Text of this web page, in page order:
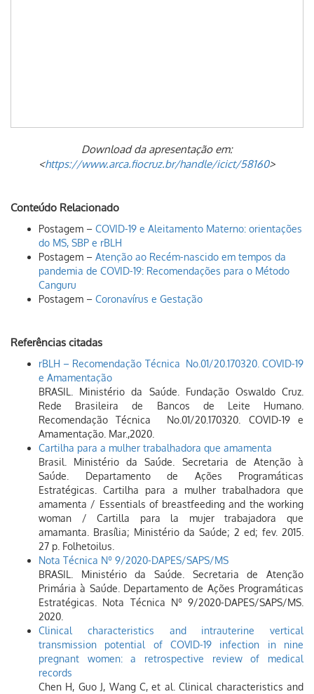
Download da apresentação em:
<https://www.arca.fiocruz.br/handle/icict/58160>
Conteúdo Relacionado
Postagem – COVID-19 e Aleitamento Materno: orientações
do MS, SBP e rBLH
Postagem – Atenção ao Recém-nascido em tempos da
pandemia de COVID-19: Recomendações para o Método
Canguru
Postagem – Coronavírus e Gestação
Referências citadas
rBLH – Recomendação Técnica No.01/20.170320. COVID-19
e Amamentação
BRASIL. Ministério da Saúde. Fundação Oswaldo Cruz.
Rede Brasileira de Bancos de Leite Humano.
Recomendação Técnica No.01/20.170320. COVID-19 e
Amamentação. Mar.,2020.
Cartilha para a mulher trabalhadora que amamenta
Brasil. Ministério da Saúde. Secretaria de Atenção à
Saúde. Departamento de Ações Programáticas
Estratégicas. Cartilha para a mulher trabalhadora que
amamenta / Essentials of breastfeeding and the working
woman / Cartilla para la mujer trabajadora que
amamanta. Brasília; Ministério da Saúde; 2 ed; fev. 2015.
27 p. Folhetoilus.
Nota Técnica Nº 9/2020-DAPES/SAPS/MS
BRASIL. Ministério da Saúde. Secretaria de Atenção
Primária à Saúde. Departamento de Ações Programáticas
Estratégicas. Nota Técnica Nº 9/2020-DAPES/SAPS/MS.
2020.
Clinical characteristics and intrauterine vertical
transmission potential of COVID-19 infection in nine
pregnant women: a retrospective review of medical
records
Chen H, Guo J, Wang C, et al. Clinical characteristics and